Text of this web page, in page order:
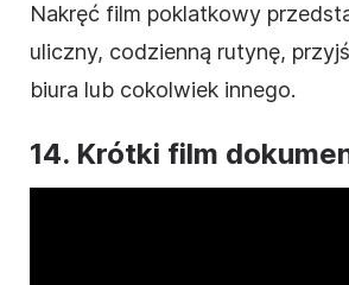
Nakręć film poklatkowy
uliczny, codzienną rutynę,
biura lub cokolwiek innego.
14. Krótki film